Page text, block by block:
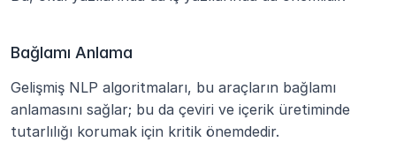
Bağlamı Anlama
Gelişmiş NLP algoritmaları, bu araçların bağlamı
anlamasını sağlar; bu da çeviri ve içerik üretiminde
tutarlılığı korumak için kritik önemdedir.